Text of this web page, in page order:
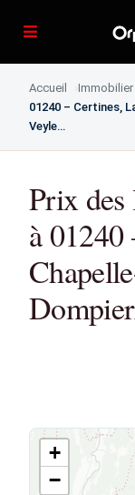
Accueil
Immobilier
01240 – Certines,
Veyle…
Prix
à
+
−